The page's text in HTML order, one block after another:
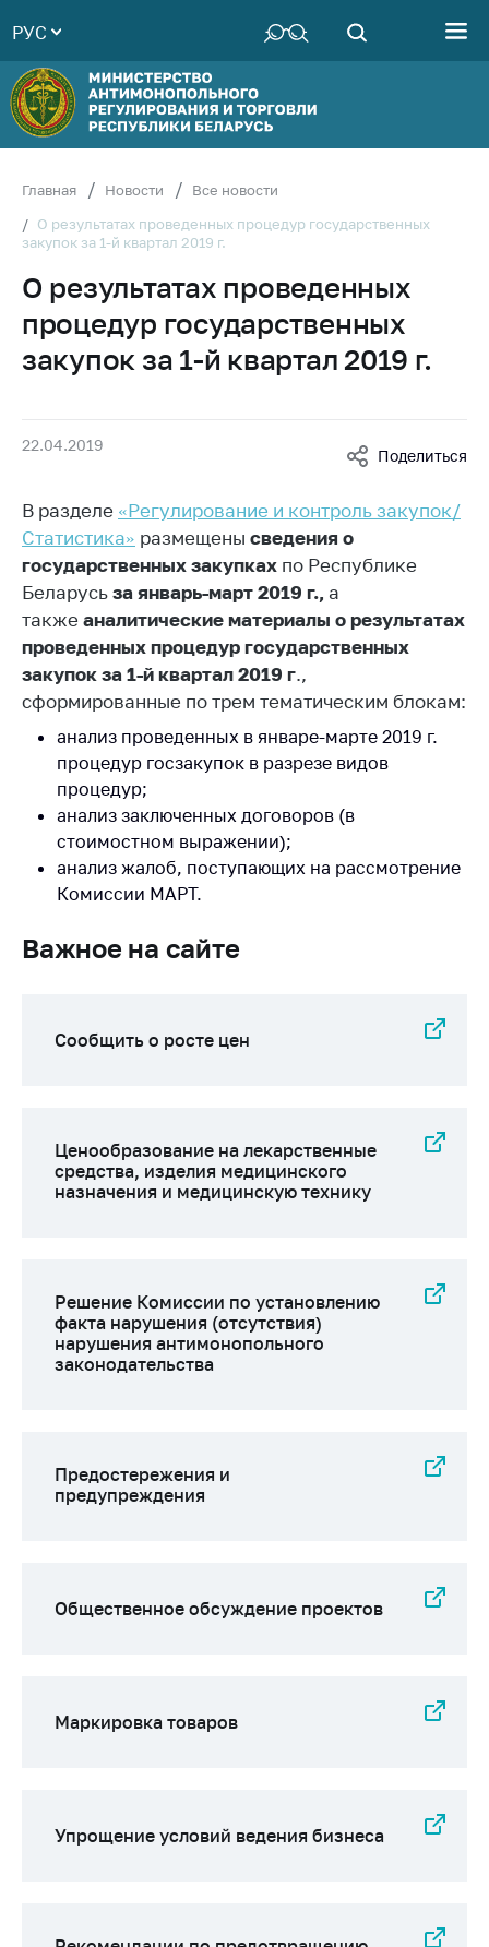
Руководство
Структура
Министерства
Территориальные
Законодательство
Антикоррупционная
деятельность
Общественно-
консультативный
Соискателям
Белорусская
универсальная
товарная биржа
Общественная
жизнь
Идеологическая
работа
геральдические
символы
5 лет МАРТ
Деятельность
Ценовая политика
регулирование и
Регулирование и
Регулирование
рекламной
Применение мер
нетарифного
регулирования
деятельность в
Республике
данных
Личный прием
РУС
Главная Новости
Все новости
О результатах проведенных процедур государственных
закупок за 1-й квартал 2019 г.
О результатах проведенных
процедур государственных
закупок за 1-й квартал 2019 г.
22.04.2019
Поделиться
В разделе «Регулирование и контроль закупок/
Статистика» размещены сведения о
государственных закупках по Республике
Беларусьза январь-март 2019 г., а
также аналитические материалы о результатах
проведенных процедур государственных
закупок за 1-й квартал 2019 г.,
сформированные по трем тематическим блокам:
анализ проведенных в январе-марте 2019 г.
процедур госзакупок в разрезе видов
процедур;
анализ заключенных договоров (в
стоимостном выражении);
анализ жалоб, поступающих на рассмотрение
Комиссии МАРТ.
Важное на сайте
Сообщить о росте цен
Ценообразование на лекарственные
средства, изделия медицинского
назначения и медицинскую технику
Решение Комиссии по установлению
факта нарушения (отсутствия)
нарушения антимонопольного
законодательства
Предостережения и
предупреждения
Общественное обсуждение проектов
Маркировка товаров
Упрощение условий ведения бизнеса